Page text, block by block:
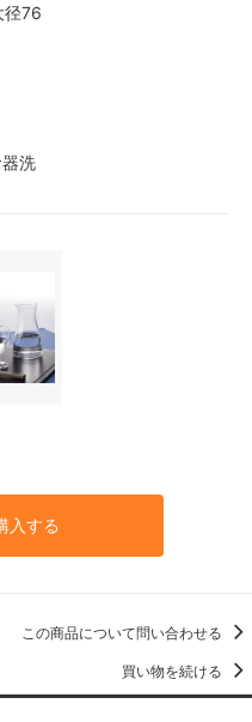
76
洗
入する
この商品について問い合わせる
買い物を続ける